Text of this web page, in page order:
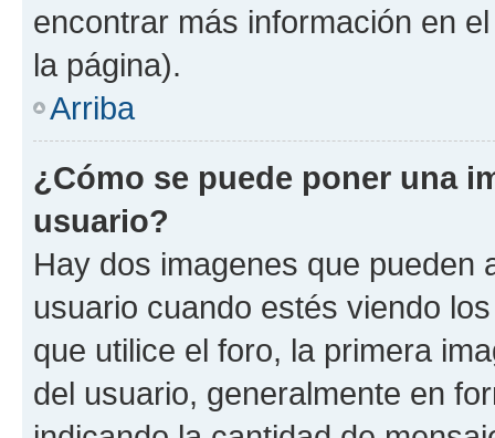
encontrar más información en
la página).
Arriba
¿Cómo se puede poner una
usuario?
Hay dos imagenes que pueden
usuario cuando estés viendo
que utilice el foro, la primera
del usuario, generalmente en